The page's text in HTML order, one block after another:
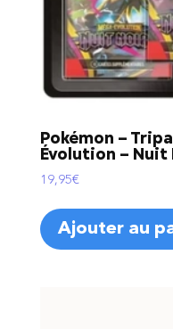
Pokémon –
Évolution – Nuit
19,95€
Ajouter au